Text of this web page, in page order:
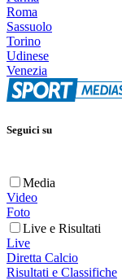
Roma
Sassuolo
Torino
Udinese
Venezia
Seguici su
Media
Video
Foto
Live e Risultati
Live
Diretta Calcio
Risultati e Classifiche